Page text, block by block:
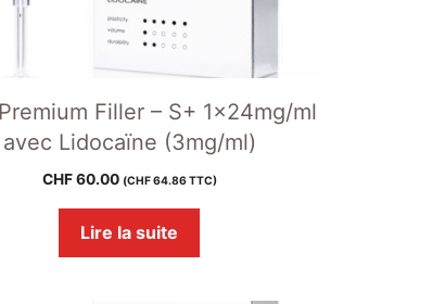
Filler – S+ 1x24mg/ml
avec Lidocaïne (3mg/ml)
CHF60.00 (CHF64.86TTC)
Lire la suite